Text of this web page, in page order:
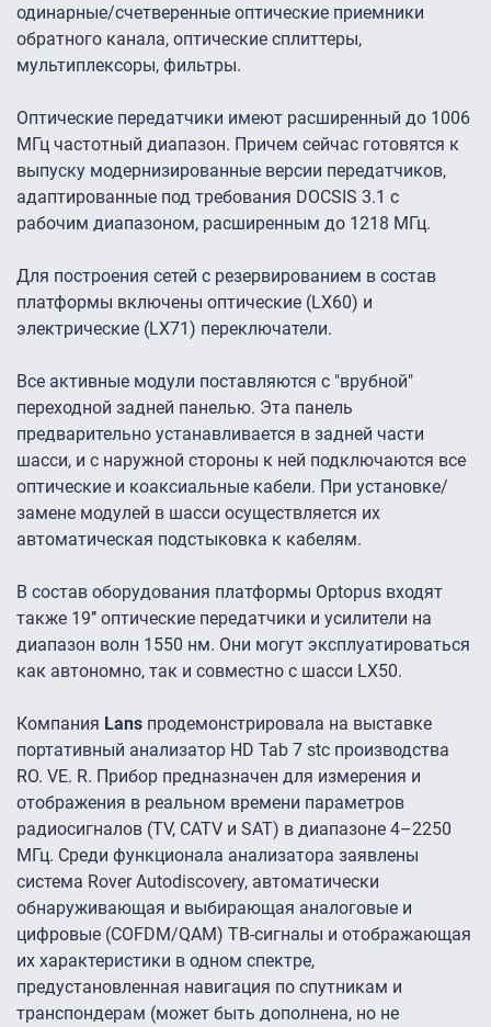
одинарные/счетверенные оптические приемники
обратного канала, оптические сплиттеры,
мультиплексоры, фильтры.
Оптические передатчики имеют расширенный до 1006
МГц частотный диапазон. Причем сейчас готовятся к
выпуску модернизированные версии передатчиков,
адаптированные под требования DOCSIS 3.1 с
рабочим диапазоном, расширенным до 1218 МГц.
Для построения сетей с резервированием в состав
платформы включены оптические (LX60) и
электрические (LX71) переключатели.
Все активные модули поставляются с "врубной"
переходной задней панелью. Эта панель
предварительно устанавливается в задней части
шасси, и с наружной стороны к ней подключаются все
оптические и коаксиальные кабели. При установке/
замене модулей в шасси осуществляется их
автоматическая подстыковка к кабелям.
В состав оборудования платформы Optopus входят
также 19’’ оптические передатчики и усилители на
диапазон волн 1550 нм. Они могут эксплуатироваться
как автономно, так и совместно с шасси LX50.
Компания Lans продемонстрировала на выставке
портативный анализатор HD Tab 7 stc производства
RO. VE. R. Прибор предназначен для измерения и
отображения в реальном времени параметров
радиосигналов (TV, CATV и SAT) в диапазоне 4–2250
МГц. Среди функционала анализатора заявлены
система Rover Autodiscovery, автоматически
обнаруживающая и выбирающая аналоговые и
цифровые (COFDM/QAM) ТВ-сигналы и отображающая
их характеристики в одном спектре,
предустановленная навигация по спутникам и
транспондерам (может быть дополнена, но не